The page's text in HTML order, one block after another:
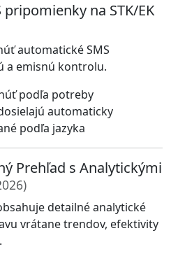
na STK/EK
automatické SMS
a emisnú kontrolu.
podľa potreby
automaticky
podľa jazyka
Prehľad s Analytickými
detailné analytické
vrátane trendov, efektivity